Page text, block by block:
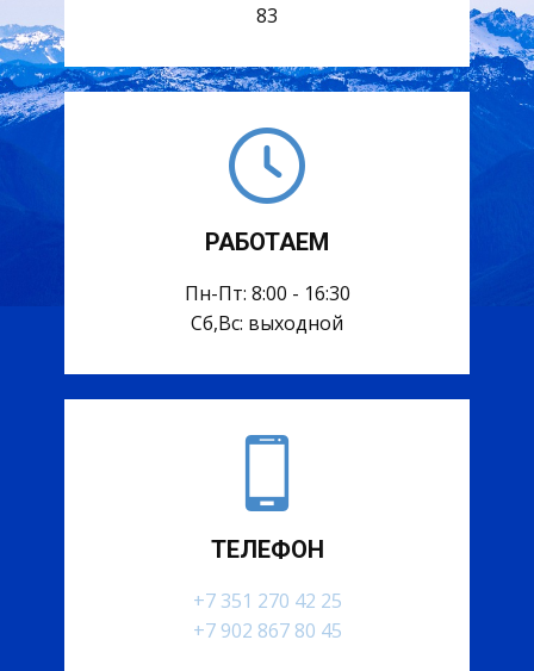
83
РАБОТАЕМ
Пн-Пт: 8:00 - 16:30
Сб,Вс: выходной
ТЕЛЕФОН
+7 351 270 42 25
+7 902 867 80 45